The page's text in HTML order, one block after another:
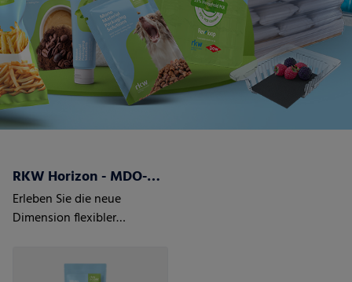
RKW Horizon - MDO-PE Folien
Erleben Sie die neue
Dimension flexibler
mono-axial gestreckten